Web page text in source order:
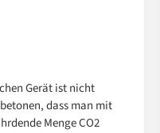
Gerät ist nicht
dass man mit
Menge CO2